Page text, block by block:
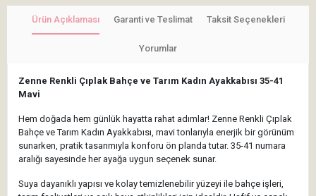
Ürün Açıklaması Garanti ve Teslimat Taksit Seçenekleri
Yorumlar
Zenne Renkli Çıplak Bahçe ve Tarım Kadın Ayakkabısı 35-41
Mavi
Hem doğada hem günlük hayatta rahat adımlar! Zenne Renkli Çıplak
Bahçe ve Tarım Kadın Ayakkabısı, mavi tonlarıyla enerjik bir görünüm
sunarken, pratik tasarımıyla konforu ön planda tutar. 35-41 numara
aralığı sayesinde her ayağa uygun seçenek sunar.
Suya dayanıklı yapısı ve kolay temizlenebilir yüzeyi ile bahçe işleri,